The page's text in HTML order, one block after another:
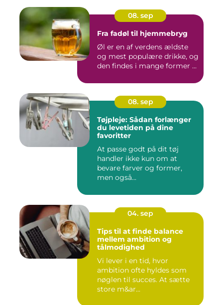
08. sep
Fra fadøl til hjemmebryg
Øl er en af verdens ældste
og mest populære drikke, og
den findes i mange former ...
08. sep
Tøjpleje: Sådan forlænger
du levetiden på dine
favoritter
At passe godt på dit tøj
handler ikke kun om at
bevare farver og former,
men også...
04. sep
Tips til at finde balance
mellem ambition og
tålmodighed
Vi lever i en tid, hvor
ambition ofte hyldes som
nøglen til succes. At sætte
store m&ar...